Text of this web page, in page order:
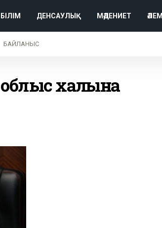
БІЛІМ ДЕНСАУЛЫҚ МӘДЕНИЕТ ӘЛЕМ
БАЙЛАНЫС
халқына